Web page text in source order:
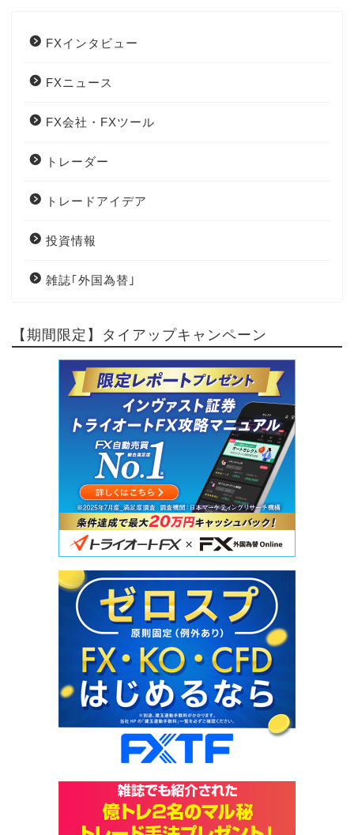
FXインタビュー
FXニュース
FX会社・FXツール
トレーダー
トレードアイデア
投資情報
雑誌｢外国為替｣
【期間限定】タイアップキャンペーン